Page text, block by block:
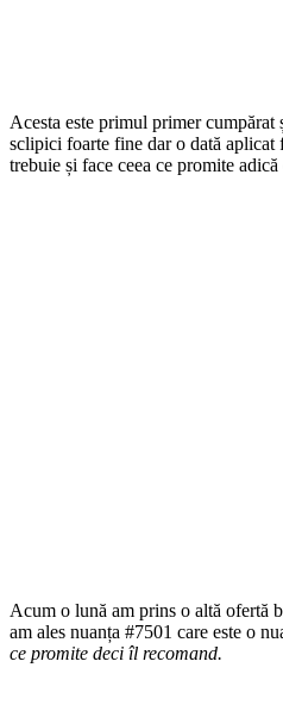
Acesta este primul primer cumpărat
sclipici foarte fine dar o dată aplicat
trebuie și face ceea ce promite
Acum o lună am prins o altă ofertă
am ales nuanța #7501 care este o
ce promite deci îl recomand.